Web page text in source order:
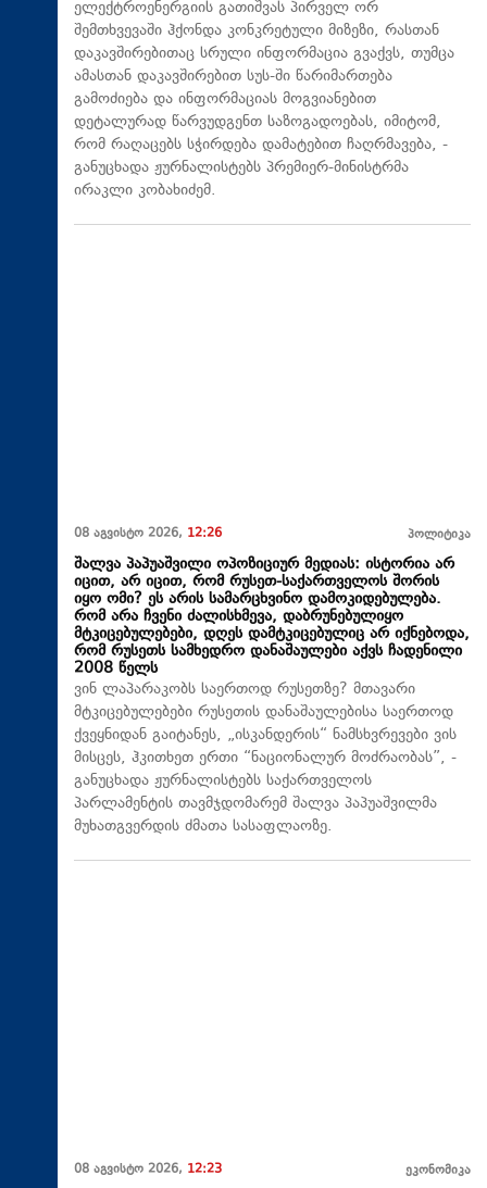
ელექტროენერგიის გათიშვას პირველ ორ
შემთხვევაში ჰქონდა კონკრეტული მიზეზი, რასთან
დაკავშირებითაც სრული ინფორმაცია გვაქვს, თუმცა
ამასთან დაკავშირებით სუს-ში წარიმართება
გამოძიება და ინფორმაციას მოგვიანებით
დეტალურად წარვუდგენთ საზოგადოებას, იმიტომ,
რომ რაღაცებს სჭირდება დამატებით ჩაღრმავება, -
განუცხადა ჟურნალისტებს პრემიერ-მინისტრმა
ირაკლი კობახიძემ.
08 აგვისტო 2026, 12:26 პოლიტიკა
შალვა პაპუაშვილი ოპოზიციურ მედიას: ისტორია არ
იცით, არ იცით, რომ რუსეთ-საქართველოს შორის
იყო ომი? ეს არის სამარცხვინო დამოკიდებულება.
რომ არა ჩვენი ძალისხმევა, დაბრუნებულიყო
მტკიცებულებები, დღეს დამტკიცებულიც არ იქნებოდა,
რომ რუსეთს სამხედრო დანაშაულები აქვს ჩადენილი
2008 წელს
ვინ ლაპარაკობს საერთოდ რუსეთზე? მთავარი
მტკიცებულებები რუსეთის დანაშაულებისა საერთოდ
ქვეყნიდან გაიტანეს, „ისკანდერის“ ნამსხვრევები ვის
მისცეს, ჰკითხეთ ერთი “ნაციონალურ მოძრაობას”, -
განუცხადა ჟურნალისტებს საქართველოს
პარლამენტის თავმჯდომარემ შალვა პაპუაშვილმა
მუხათგვერდის ძმათა სასაფლაოზე.
08 აგვისტო 2026, 12:23 ეკონომიკა